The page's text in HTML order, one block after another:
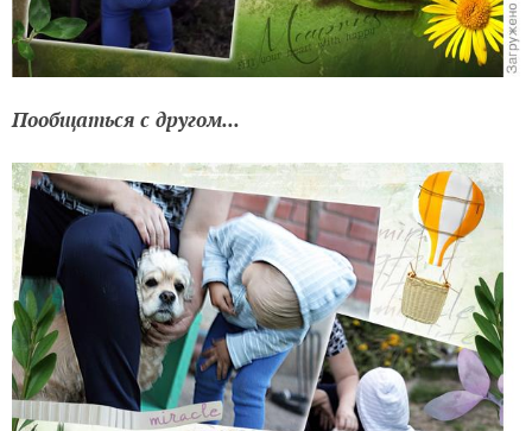
Пообщаться с другом...